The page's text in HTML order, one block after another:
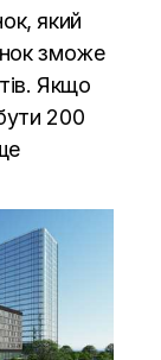
який
зможе
Якщо
200